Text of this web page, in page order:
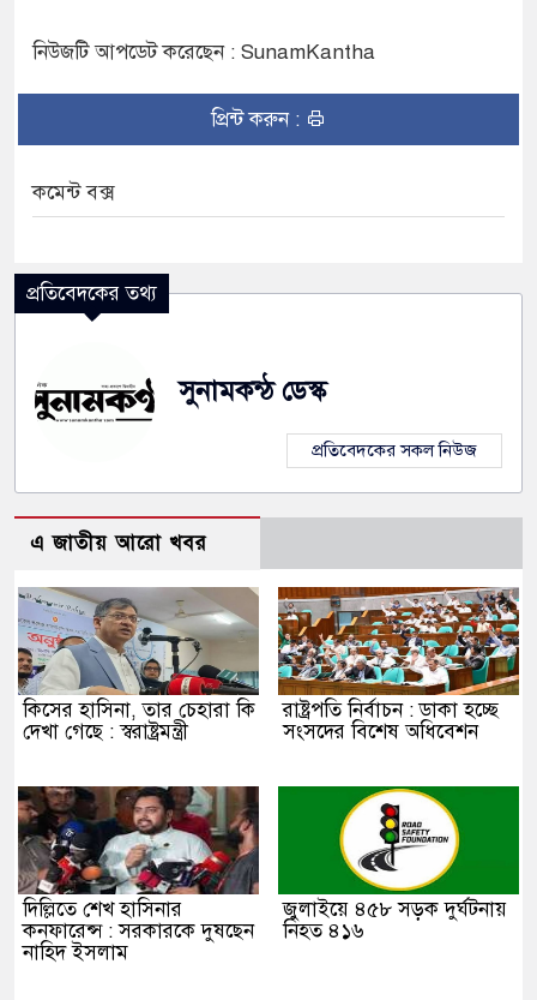
নিউজটি আপডেট করেছেন : SunamKantha
প্রিন্ট করুন :
কমেন্ট বক্স
প্রতিবেদকের তথ্য
সুনামকন্ঠ ডেস্ক
প্রতিবেদকের সকল নিউজ
এ জাতীয় আরো খবর
কিসের হাসিনা, তার চেহারা কি
দেখা গেছে : স্বরাষ্ট্রমন্ত্রী
রাষ্ট্রপতি নির্বাচন : ডাকা হচ্ছে
সংসদের বিশেষ অধিবেশন
দিল্লিতে শেখ হাসিনার
কনফারেন্স : সরকারকে দুষছেন
নাহিদ ইসলাম
জুলাইয়ে ৪৫৮ সড়ক দুর্ঘটনায়
নিহত ৪১৬